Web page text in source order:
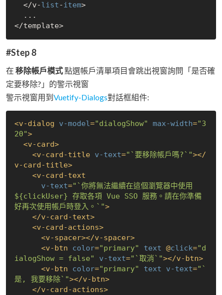
  </v-
list-item>
</template>
#Step 8
在 移除帳戶模式點選帳戶清單項目會跳出視窗詢問「是否確
定要移除?」的警示視窗
警示視窗用到Vuetify-Dialogs對話框組件:
<v-dialog v-model="dialogShow" max-width="3
20">
<v-card>
<v-card-title v-text="`要移除帳戶嗎?`"></
v-card-title>
<v-card-text
v-text="`你將無法繼續在這個瀏覽器中使用
${clickUser} 存取各項 Vue SSO 服務。請在你準備
好再次使用帳戶時登入。`">
</v-card-text>
<v-card-actions>
<v-spacer></v-spacer>
<v-btn color="primary" text @click="d
ialogShow = false"
v-text="`取消`"></v-btn>
<v-btn color="primary" text v-text="`
是, 我要移除`"></v-btn>
</v-card-actions>